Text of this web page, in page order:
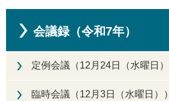
会議録（令和7年）
定例会議（12月24日（水曜日）
臨時会議（12月3日（水曜日））